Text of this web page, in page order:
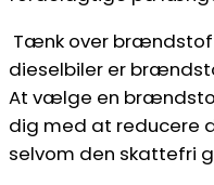
Tænk over
dieselbiler er
At vælge en
dig med at reducere
selvom den skattefri